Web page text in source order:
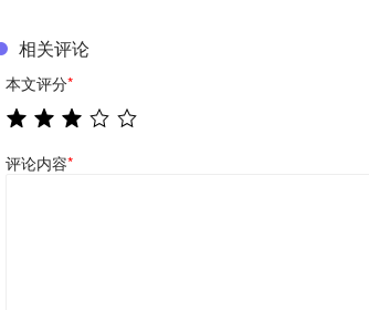
相关评论
本文评分*
评论内容*